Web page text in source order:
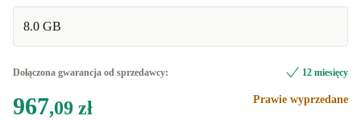
8.0 GB
Dołączona gwarancja od sprzedawcy: 12 miesięcy
967,09 zł Prawie wyprzedane